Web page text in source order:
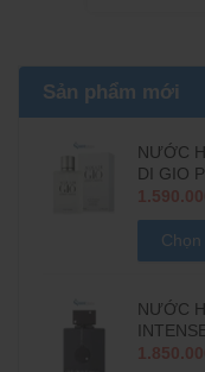
Sản phẩm mới
NƯỚC
DI GIO
NƯỚC